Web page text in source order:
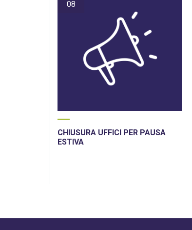
08
CHIUSURA UFFICI PER PAUSA
ESTIVA